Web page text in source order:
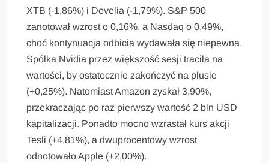
XTB (-1,86%) i Develia (-1,79%). S&P 500
zanotował wzrost o 0,16%, a Nasdaq o 0,49%,
choć kontynuacja odbicia wydawała się niepewna.
Spółka Nvidia przez większość sesji traciła na
wartości, by ostatecznie zakończyć na plusie
(+0,25%). Natomiast Amazon zyskał 3,90%,
przekraczając po raz pierwszy wartość 2 bln USD
kapitalizacji. Ponadto mocno wzrastał kurs akcji
Tesli (+4,81%), a dwuprocentowy wzrost
odnotowało Apple (+2,00%).